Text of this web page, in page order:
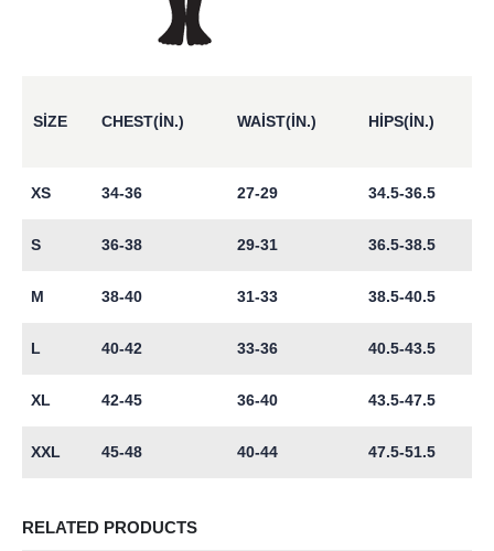
SIZE CHEST(IN.) WAIST(IN.) HIPS(IN.)
XS 34-36 27-29 34.5-36.5
S 36-38 29-31 36.5-38.5
M 38-40 31-33 38.5-40.5
L 40-42 33-36 40.5-43.5
XL 42-45 36-40 43.5-47.5
XXL 45-48 40-44 47.5-51.5
RELATED PRODUCTS